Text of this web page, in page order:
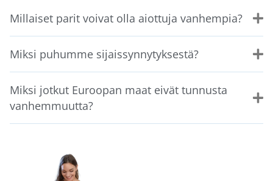
toisille vanhemmille.
Millaiset parit voivat olla aiottuja vanhempia?
Miksi puhumme sijaissynnytyksestä?
Miksi jotkut Euroopan maat eivät tunnusta
vanhemmuutta?